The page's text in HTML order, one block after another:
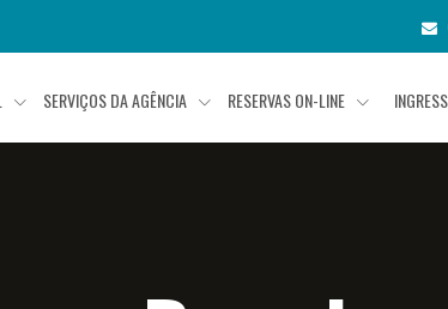
SERVIÇOS DA AGÊNCIA RESERVAS ON-LINE